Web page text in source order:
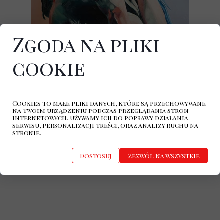
11 czerwca ukazał się najnowszy album
pochodzącej z Seattle grupy Ghost Fetish.
PłytaSculptureto
błyszczących , wielobarwnych struktur
new wave, pulsujących rytmów synth-popu
oraz hipnotyzującej głębi klasycznego
gotyku.
Zgoda na pliki
cookie
Cookies to małe pliki danych, które są przechowywane
na Twoim urządzeniu podczas przeglądania stron
internetowych. Używamy ich do poprawy działania
serwisu, personalizacji treści, oraz analizy ruchu na
stronie.
Dostosuj Zezwól na wszystkie